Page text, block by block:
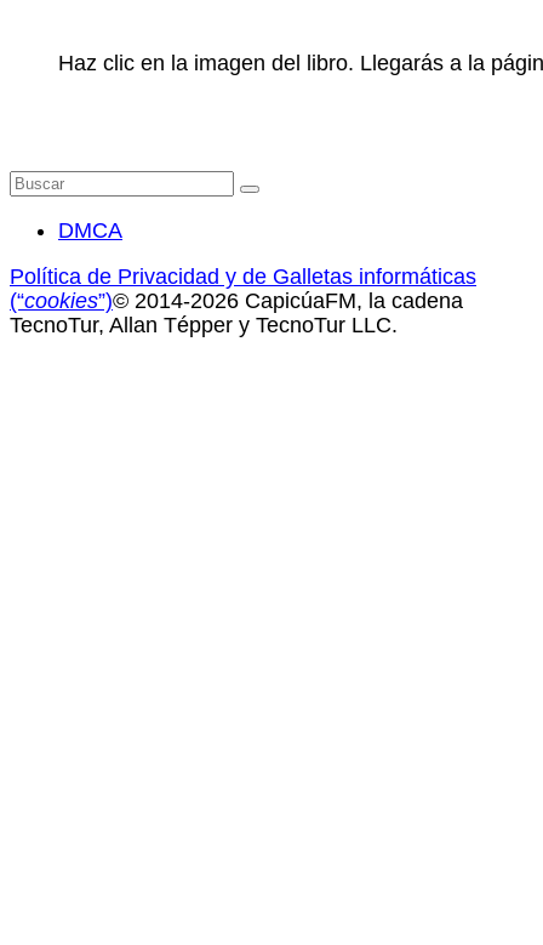
Haz clic en la imagen del libro. Llegarás a la
Buscar
DMCA
Política de Privacidad y de Galletas informáticas
(“cookies”)© 2014-2026 CapicúaFM, la cadena
TecnoTur, Allan Tépper y TecnoTur LLC.